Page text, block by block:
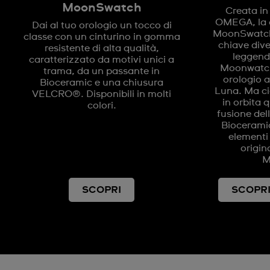
MoonSwatch
Dai al tuo orologio un tocco di
classe con un cinturino in gomma
resistente di alta qualità,
caratterizzato da motivi unici a
trama, da un passante in
Bioceramic e una chiusura
VELCRO®. Disponibili in molti
colori.
SCOPRI
Creata
OMEGA,
chiave
orologio
Luna. Ma
in orbita
fusione